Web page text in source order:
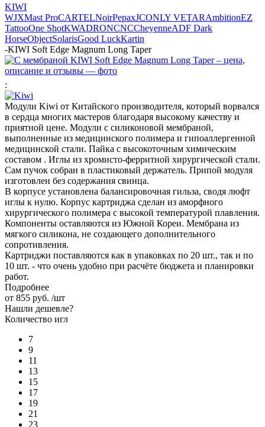
KIWI
WJXMast ProCARTELNoirPepaxJCONLY VETARAmbitionEZ
TattooOne ShotKWADRONCNCCheyenneADF Dark
HorseObjectSolarisGood LuckKartin
-KIWI Soft Edge Magnum Long Taper
:
Модули Kiwi от Китайского производителя, который ворвался
в сердца многих мастеров благодаря высокому качеству и
приятной цене. Модули с силиконовой мембраной,
выполненные из медицинского полимера и гипоаллергенной
медицинской стали. Пайка с высокоточным химическим
составом . Иглы из хромисто-ферритной хирургической стали.
Сам пучок собран в пластиковый держатель. Припой модуля
изготовлен без содержания свинца.
В корпусе установлена балансировочная гильза, сводя люфт
иглы к нулю. Корпус картриджа сделан из аморфного
хирургического полимера с высокой температурой плавления.
Компоненты оставляются из Южной Кореи. Мембрана из
мягкого силикона, не создающего дополнительного
сопротивления.
Картриджи поставляются как в упаковках по 20 шт., так и по
10 шт. - что очень удобно при расчёте бюджета и планировки
работ.
Подробнее
от 855 руб. /шт
Нашли дешевле?
Количество игл
7
9
11
13
15
17
19
21
23